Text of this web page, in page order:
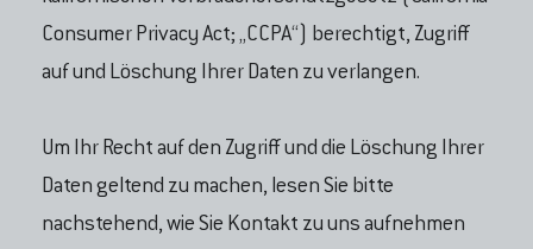
Consumer Privacy Act; „CCPA“) berechtigt, Zugriff
auf und Löschung Ihrer Daten zu verlangen.
Um Ihr Recht auf den Zugriff und die Löschung Ihrer
Daten geltend zu machen, lesen Sie bitte
nachstehend, wie Sie Kontakt zu uns aufnehmen